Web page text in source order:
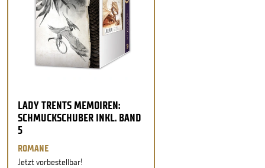
LADY TRENTS MEMOIREN:
SCHMUCKSCHUBER INKL. BAND
5
ROMANE
Jetzt vorbestellbar!